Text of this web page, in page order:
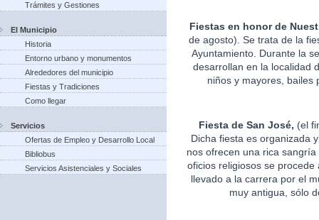
Trámites y Gestiones
El Municipio
Historia
Entorno urbano y monumentos
Alrededores del municipio
Fiestas y Tradiciones
Como llegar
Servicios
Ofertas de Empleo y Desarrollo Local
Bibliobus
Servicios Asistenciales y Sociales
Fiestas en honor de
de agosto). Se trata de la
Ayuntamiento. Durante la
desarrollan en la localidad
niños y mayores, bailes
Fiesta de San José, (el
Dicha fiesta es organizada
nos ofrecen una rica
oficios religiosos se
llevado a la carrera por el
muy antigua, sólo